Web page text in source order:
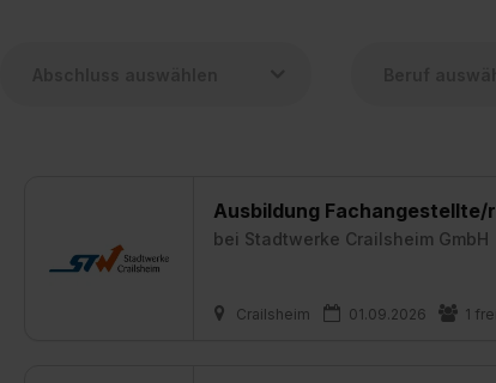
Ausbildung
bei Stadtwerke Crailsheim GmbH
Crailsheim 01.09.2026 1